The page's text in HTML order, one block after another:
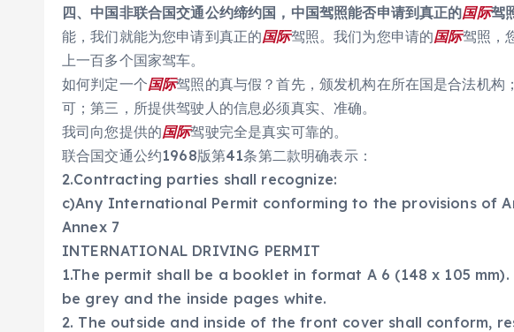
四、中国非联合国交通公约缔约国，中国驾照能否申请到真正的国际驾
能，我们就能为您申请到真正的国际驾照。我们为您申请的国际驾照，
上一百多个国家驾车。
如何判定一个国际驾照的真与假？首先，颁发机构在所在国是合法机构
可；第三，所提供驾驶人的信息必须真实、准确。
我司向您提供的国际驾驶完全是真实可靠的。
联合国交通公约1968版第41条第二款明确表示：
2.Contracting parties shall recognize:
c)Any International Permit conforming to the provisions of
Annex 7
INTERNATIONAL DRIVING PERMIT
1.The permit shall be a booklet in format A 6 (148 x 105
be grey and the inside pages white.
2. The outside and inside of the front cover shall conform,